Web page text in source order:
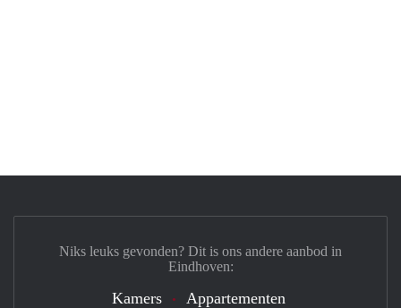
Niks leuks gevonden? Dit is ons andere aanbod in
Eindhoven:
Kamers Appartementen